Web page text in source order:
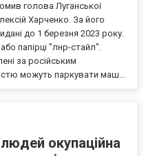
голова Луганської
Харченко. За його
до 1 березня 2023 року.
папірці "лнр-стайл".
за російським
можуть паркувати маш...
окупаційна